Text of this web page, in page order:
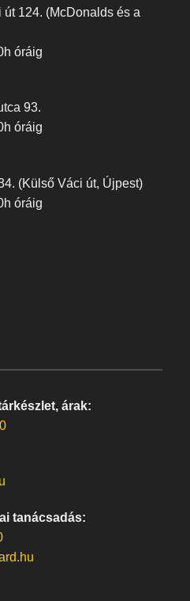
124. (McDonalds és a
óráig
93.
óráig
(Külső Váci út, Újpest)
óráig
árak:
tanácsadás: